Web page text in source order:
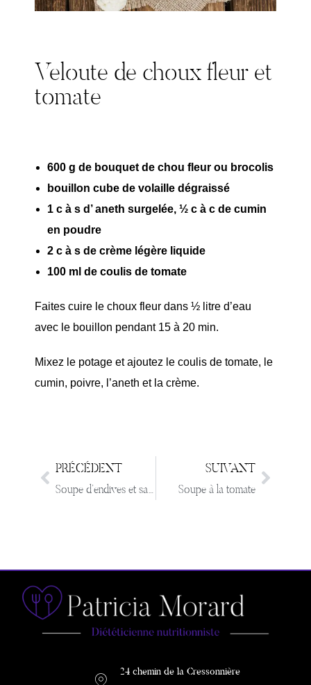
Veloute de choux fleur et
tomate
600 g de bouquet de chou fleur ou brocolis
bouillon cube de volaille dégraissé
1 c à s d’ aneth surgelée, ½ c à c de cumin
en poudre
2 c à s de crème légère liquide
100 ml de coulis de tomate
Faites cuire le choux fleur dans ½ litre d’eau
avec le bouillon pendant 15 à 20 min.
Mixez le potage et ajoutez le coulis de tomate, le
cumin, poivre, l’aneth et la crème.
PRÉCÉDENT
Soupe d’endives et saumon fumé
SUIVANT
Soupe à la tomate
24 chemin de la Cressonnière